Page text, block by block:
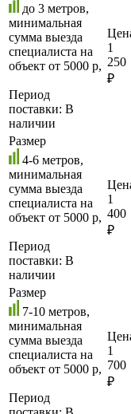
до 3 метров,
минимальная
сумма выезда
специалиста на
объект от 5000 р,
Период
поставки: В
наличии
1
250
₽
Размер
4-6 метров,
минимальная
сумма выезда
специалиста на
объект от 5000 р,
Период
поставки: В
наличии
1
400
₽
Размер
7-10 метров,
минимальная
сумма выезда
специалиста на
объект от 5000 р,
Период
1
700
₽